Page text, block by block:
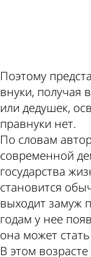
Поэтому
внуки, получая
или дедушек,
правнуки нет.
По словам
современной
государства
становится
выходит замуж
годам у нее
она может
В этом